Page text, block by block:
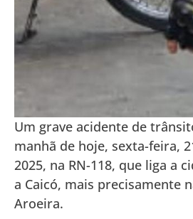
Um grave acidente de
manhã de hoje, sexta-feira,
2025, na RN-118, que liga a
a Caicó, mais precisamente
Aroeira.